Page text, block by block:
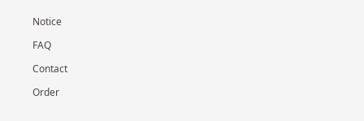
Notice
FAQ
Contact
Order